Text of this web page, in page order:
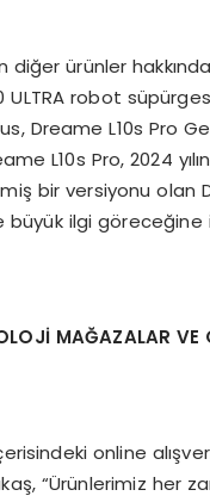
diğer ürünler
robot
Dreame L10s
L10s Pro, 2024
bir versiyonu olan
ilgi göreceğine
MAĞAZALAR VE
online
“Ürünlerimiz her